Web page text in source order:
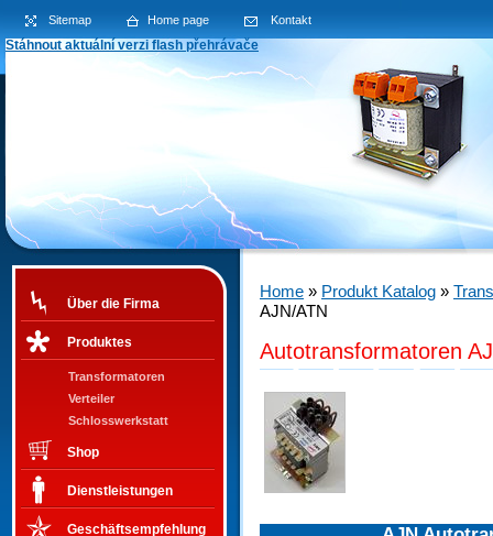
Stáhnout aktuální verzi flash přehrávače
Sitemap Home page Kontakt
Über die Firma
Produktes
Transformatoren
Verteiler
Schlosswerkstatt
Shop
Dienstleistungen
Geschäftsempfehlung
Home » Produkt Katalog »
AJN/ATN
Autotransformatoren